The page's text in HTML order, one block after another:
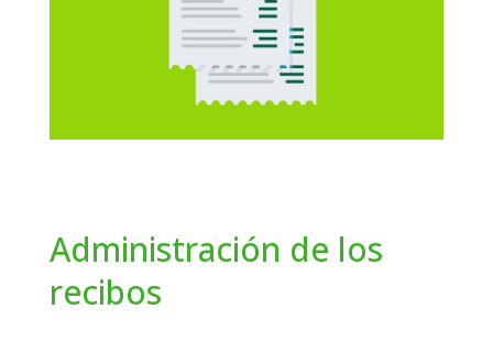
Administración de los
recibos